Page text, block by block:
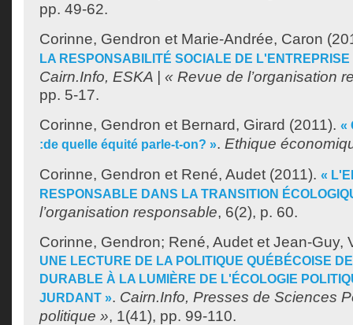
pp. 49-62.
Corinne, Gendron et Marie-Andrée, Caron
LA RESPONSABILITÉ SOCIALE DE
Cairn.Info, ESKA | « Revue de l’organisation
pp. 5-17.
Corinne, Gendron et Bernard, Girard (2011). «
:de quelle équité parle-t-on? ». Ethique
Corinne, Gendron et René, Audet (2011). «
RESPONSABLE DANS LA TRANSITION
l’organisation responsable, 6(2), p. 60.
Corinne, Gendron; René, Audet et Jean-Guy,
UNE LECTURE DE LA POLITIQUE QUÉBÉCOISE
DURABLE À LA LUMIÈRE DE L'ÉCOLOGIE
JURDANT ». Cairn.Info, Presses de Sciences
politique », 1(41), pp. 99-110.